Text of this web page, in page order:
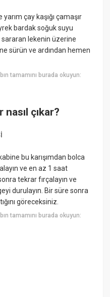
çay kaşığı çamaşır
bardak soğuk suyu
sararan lekenin üzerine
sürün ve ardından hemen
tamamını burada okuyun:
nasıl çıkar?
bu karışımdan bolca
ve en az 1 saat
tekrar fırçalayın ve
durulayın. Bir süre sonra
göreceksiniz.
tamamını burada okuyun: